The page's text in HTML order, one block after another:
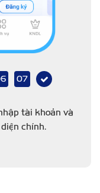
07
tài khoản và
chính.